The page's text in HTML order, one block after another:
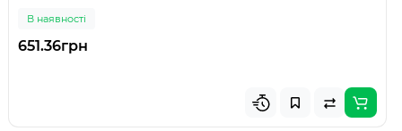
В наявності
651.36грн